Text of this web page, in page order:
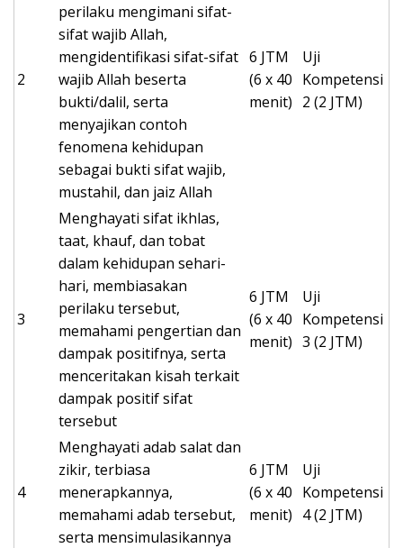
2
perilaku mengimani sifat-
sifat wajib Allah,
mengidentifikasi sifat-sifat
wajib Allah beserta
bukti/dalil, serta
menyajikan contoh
fenomena kehidupan
sebagai bukti sifat wajib,
mustahil, dan jaiz Allah
6 JTM
(6 x 40
menit)
Uji
Kompetensi
2 (2 JTM)
3
Menghayati sifat ikhlas,
taat, khauf, dan tobat
dalam kehidupan sehari-
hari, membiasakan
perilaku tersebut,
memahami pengertian dan
dampak positifnya, serta
menceritakan kisah terkait
dampak positif sifat
tersebut
6 JTM
(6 x 40
menit)
Uji
Kompetensi
3 (2 JTM)
4
Menghayati adab salat dan
zikir, terbiasa
menerapkannya,
memahami adab tersebut,
serta mensimulasikannya
6 JTM
(6 x 40
menit)
Uji
Kompetensi
4 (2 JTM)